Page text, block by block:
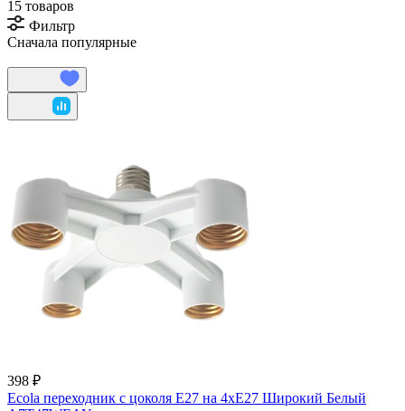
15 товаров
Фильтр
Сначала популярные
398 ₽
Ecola переходник с цоколя E27 на 4хE27 Широкий Белый